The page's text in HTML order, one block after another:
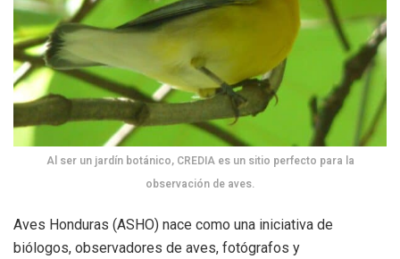
Al ser un jardín botánico, CREDIA es un sitio perfecto para la
observación de aves.
Aves Honduras (ASHO) nace como una iniciativa de
biólogos, observadores de aves, fotógrafos y